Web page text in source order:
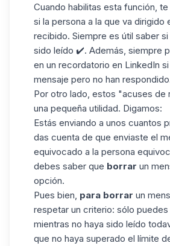
Cuando habilitas esta función,
si la persona a la que va dirigido
recibido. Siempre es útil saber si
sido leído ✔️. Además, siempre
en un recordatorio en LinkedIn
mensaje pero no han
Por otro lado, estos "acuses de
una pequeña utilidad. Digamos:
Estás enviando a unos cuantos
das cuenta de que enviaste el
equivocado a la persona
debes saber que borrar un
opción.
Pues bien, para borrar un
respetar un criterio: sólo puedes
mientras no haya sido leído
que no haya superado el límite